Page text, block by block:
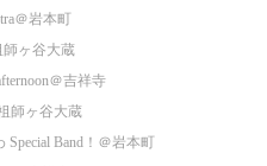
＠岩本町
師ヶ谷大蔵
＠吉祥寺
師ヶ谷大蔵
Special Band！＠岩本町